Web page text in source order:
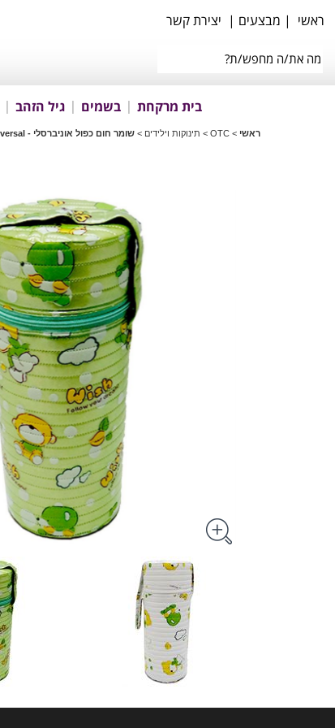
ראשי | מבצעים | יצירת קשר
בית מרקחת בשמים גיל הזהב
ראשי >
OTC
> תינוקות וילידים > שומר חום כפול אוניברסלי - Universal